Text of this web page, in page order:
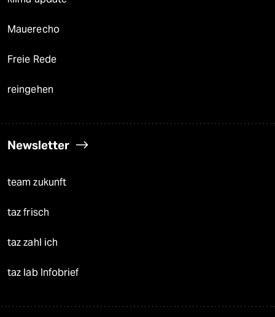
Mauerecho
Freie Rede
reingehen
Newsletter
team zukunft
taz frisch
taz zahl ich
taz lab Infobrief